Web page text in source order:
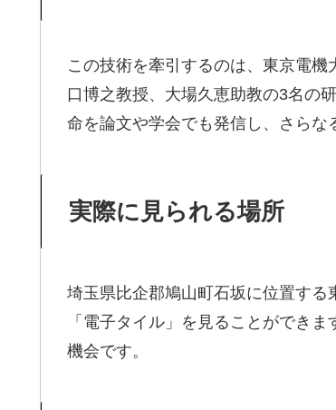
この技術を牽引するのは、東京電
口博之教授、大場久恵助教の3名の
命を論文や学会でも発信し、さらな
実際に見られる場所
埼玉県比企郡鳩山町石坂に位置す
「電子タイル」を見ることができ
機会です。